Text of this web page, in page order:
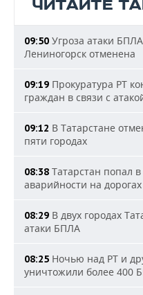
ЧИТАЙТЕ
09:50 Угроза атаки
Лениногорск отменена
09:19 Прокуратура РТ
граждан в связи с
09:12 В Татарстане
пяти городах
08:38 Татарстан попал
аварийности на дорогах
08:29 В двух городах
атаки БПЛА
08:25 Ночью над РТ и
уничтожили более 400